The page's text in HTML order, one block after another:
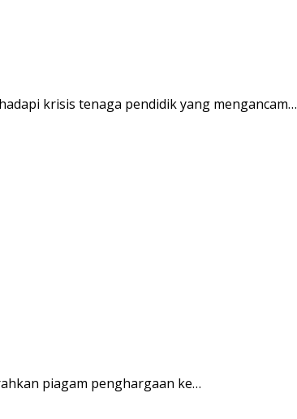
krisis tenaga pendidik yang mengancam…
piagam penghargaan ke…